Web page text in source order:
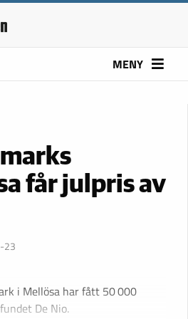
MENY
får julpris av
23
i Mellösa har fått 50 000
De Nio.